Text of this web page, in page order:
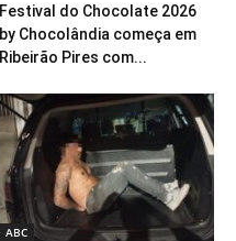
Festival do Chocolate 2026
by Chocolândia começa em
Ribeirão Pires com...
ABC